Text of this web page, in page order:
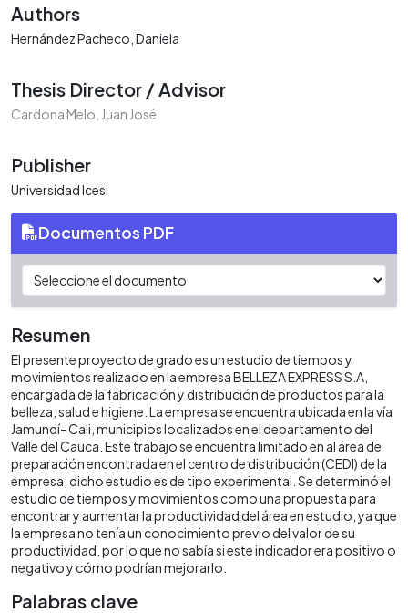
Authors
Hernández Pacheco, Daniela
Thesis Director / Advisor
Cardona Melo, Juan José
Publisher
Universidad Icesi
Documentos PDF
Resumen
El presente proyecto de grado es un estudio de tiempos y
movimientos realizado en la empresa BELLEZA EXPRESS S.A,
encargada de la fabricación y distribución de productos para la
belleza, salud e higiene. La empresa se encuentra ubicada en la vía
Jamundí- Cali, municipios localizados en el departamento del
Valle del Cauca. Este trabajo se encuentra limitado en al área de
preparación encontrada en el centro de distribución (CEDI) de la
empresa, dicho estudio es de tipo experimental. Se determinó el
estudio de tiempos y movimientos como una propuesta para
encontrar y aumentar la productividad del área en estudio, ya que
la empresa no tenía un conocimiento previo del valor de su
productividad, por lo que no sabía si este indicador era positivo o
negativo y cómo podrían mejorarlo.
Palabras clave